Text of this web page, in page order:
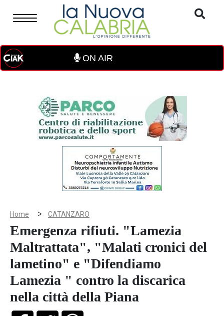
ON AIR
Home > CATANZARO
Emergenza rifiuti. "Lamezia
Maltrattata", "Malati cronici del
lametino" e "Difendiamo
Lamezia " contro la discarica
nella città della Piana